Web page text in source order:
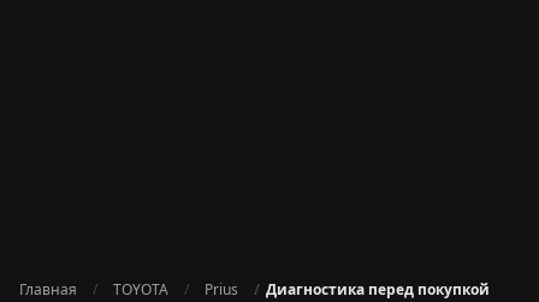
Главная TOYOTA Prius Диагностика перед покупкой